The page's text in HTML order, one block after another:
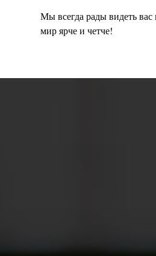
Мы всегда рады видеть
мир ярче и четче!